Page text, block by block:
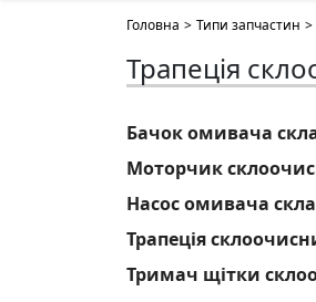
Головна > Типи запчастин >
Трапеція
Бачок омивача
Моторчик
Насос омивача скла
Трапеція
Тримач щітки